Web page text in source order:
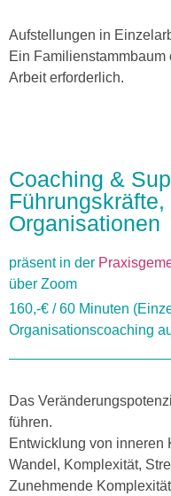
Aufstellungen in
Ein Familienstammbaum
Arbeit erforderlich.
Coaching &
Führungskräfte,
Organisationen
präsent in der
über Zoom
160,-€ / 60 Minuten
Organisationscoaching
Das
führen.
Entwicklung von inneren
Wandel, Komplexität,
Zunehmende